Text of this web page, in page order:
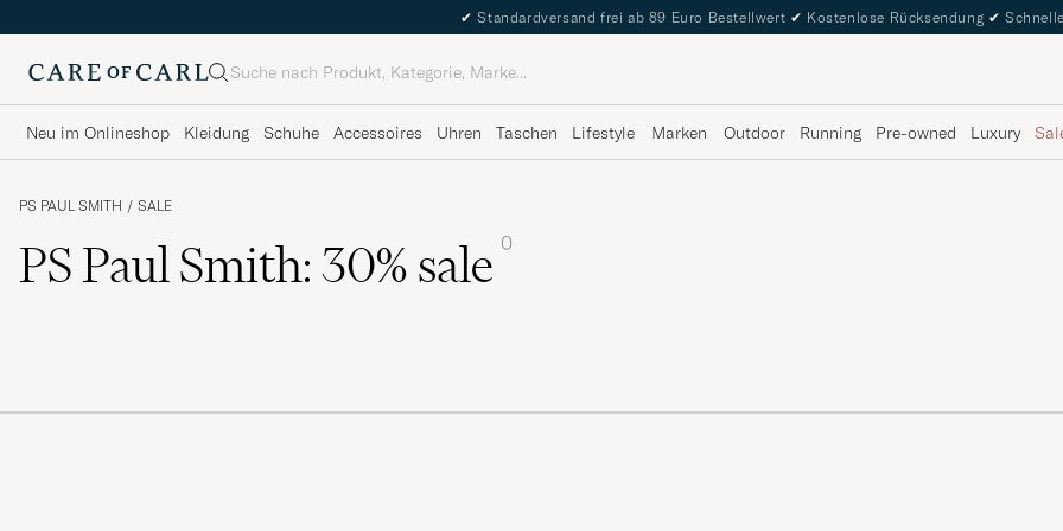
✔ Standardversand frei ab 89 Euro Bestellwert ✔ Kostenlose Rücksendung ✔
Suche
Neu im Onlineshop Kleidung Schuhe Accessoires Uhren Taschen Lifestyle Marken Outdoor Running Pre-owned Luxury
PS PAUL SMITH / SALE
PS Paul Smith: 30% sale 0